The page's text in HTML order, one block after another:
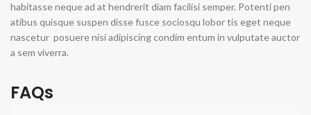
habitasse neque ad at hendrerit diam facilisi semper. Potenti pen
atibus quisque suspen disse fusce sociosqu lobor tis eget neque
nascetur posuere nisi adipiscing condim entum in vulputate auctor
a sem viverra.
FAQs